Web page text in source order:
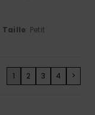
Taille: Petit
1 2 3 4 >